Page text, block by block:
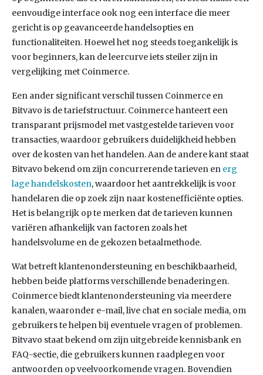
eenvoudige interface ook nog een interface die meer
gericht is op geavanceerde handelsopties en
functionaliteiten. Hoewel het nog steeds toegankelijk is
voor beginners, kan de leercurve iets steiler zijn in
vergelijking met Coinmerce.
Een ander significant verschil tussen Coinmerce en
Bitvavo is de tariefstructuur. Coinmerce hanteert een
transparant prijsmodel met vastgestelde tarieven voor
transacties, waardoor gebruikers duidelijkheid hebben
over de kosten van het handelen. Aan de andere kant staat
Bitvavo bekend om zijn concurrerende tarieven en erg
lage handelskosten, waardoor het aantrekkelijk is voor
handelaren die op zoek zijn naar kostenefficiënte opties.
Het is belangrijk op te merken dat de tarieven kunnen
variëren afhankelijk van factoren zoals het
handelsvolume en de gekozen betaalmethode.
Wat betreft klantenondersteuning en beschikbaarheid,
hebben beide platforms verschillende benaderingen.
Coinmerce biedt klantenondersteuning via meerdere
kanalen, waaronder e-mail, live chat en sociale media, om
gebruikers te helpen bij eventuele vragen of problemen.
Bitvavo staat bekend om zijn uitgebreide kennisbank en
FAQ-sectie, die gebruikers kunnen raadplegen voor
antwoorden op veelvoorkomende vragen. Bovendien